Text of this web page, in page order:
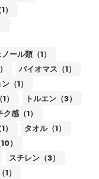
ール類（1）
バイオマス（1）
（1）
）
トルエン（3）
感（1）
タオル（1）
）
スチレン（3）
）